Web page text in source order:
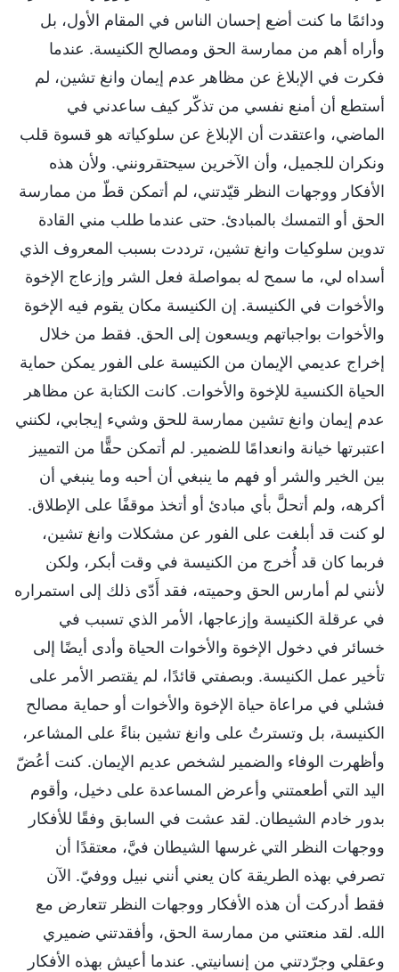
ودائمًا ما كنت أضع إحسان الناس في المقام الأول، بل
وأراه أهم من ممارسة الحق ومصالح الكنيسة. عندما
فكرت في الإبلاغ عن مظاهر عدم إيمان وانغ تشين، لم
أستطع أن أمنع نفسي من تذكّر كيف ساعدني في
الماضي، واعتقدت أن الإبلاغ عن سلوكياته هو قسوة قلب
ونكران للجميل، وأن الآخرين سيحتقرونني. ولأن هذه
الأفكار ووجهات النظر قيّدتني، لم أتمكن قطّ من ممارسة
الحق أو التمسك بالمبادئ. حتى عندما طلب مني القادة
تدوين سلوكيات وانغ تشين، ترددت بسبب المعروف الذي
أسداه لي، ما سمح له بمواصلة فعل الشر وإزعاج الإخوة
والأخوات في الكنيسة. إن الكنيسة مكان يقوم فيه الإخوة
والأخوات بواجباتهم ويسعون إلى الحق. فقط من خلال
إخراج عديمي الإيمان من الكنيسة على الفور يمكن حماية
الحياة الكنسية للإخوة والأخوات. كانت الكتابة عن مظاهر
عدم إيمان وانغ تشين ممارسة للحق وشيء إيجابي، لكنني
اعتبرتها خيانة وانعدامًا للضمير. لم أتمكن حقًّا من التمييز
بين الخير والشر أو فهم ما ينبغي أن أحبه وما ينبغي أن
أكرهه، ولم أتحلَّ بأي مبادئ أو أتخذ موقفًا على الإطلاق.
لو كنت قد أبلغت على الفور عن مشكلات وانغ تشين،
فربما كان قد أُخرج من الكنيسة في وقت أبكر، ولكن
لأنني لم أمارس الحق وحميته، فقد أَدّى ذلك إلى استمراره
في عرقلة الكنيسة وإزعاجها، الأمر الذي تسبب في
خسائر في دخول الإخوة والأخوات الحياة وأدى أيضًا إلى
تأخير عمل الكنيسة. وبصفتي قائدًا، لم يقتصر الأمر على
فشلي في مراعاة حياة الإخوة والأخوات أو حماية مصالح
الكنيسة، بل وتسترتُ على وانغ تشين بناءً على المشاعر،
وأظهرت الوفاء والضمير لشخص عديم الإيمان. كنت أعُضّ
اليد التي أطعمتني وأعرض المساعدة على دخيل، وأقوم
بدور خادم الشيطان. لقد عشت في السابق وفقًا للأفكار
ووجهات النظر التي غرسها الشيطان فيَّ، معتقدًا أن
تصرفي بهذه الطريقة كان يعني أنني نبيل ووفيّ. الآن
فقط أدركت أن هذه الأفكار ووجهات النظر تتعارض مع
الله. لقد منعتني من ممارسة الحق، وأفقدتني ضميري
وعقلي وجرّدتني من إنسانيتي. عندما أعيش بهذه الأفكار